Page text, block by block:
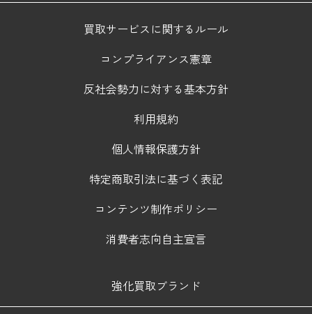
買取サービスに関するルール
コンプライアンス憲章
反社会勢力に対する基本方針
利用規約
個人情報保護方針
特定商取引法に基づく表記
コンテンツ制作ポリシー
消費者志向自主宣言
強化買取ブランド